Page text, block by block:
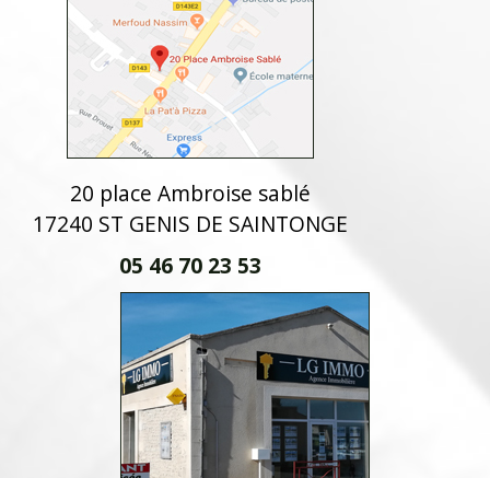
20 place Ambroise sablé
17240 ST GENIS DE SAINTONGE
05 46 70 23 53